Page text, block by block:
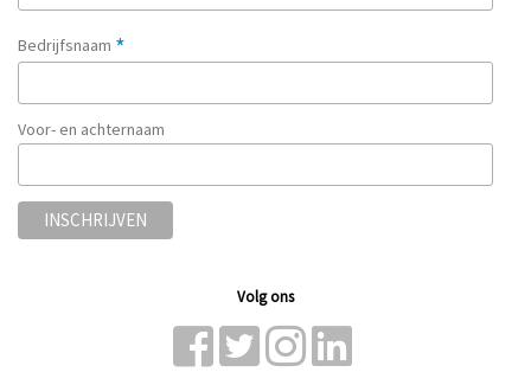
Bedrijfsnaam *
Voor- en achternaam
Volg ons